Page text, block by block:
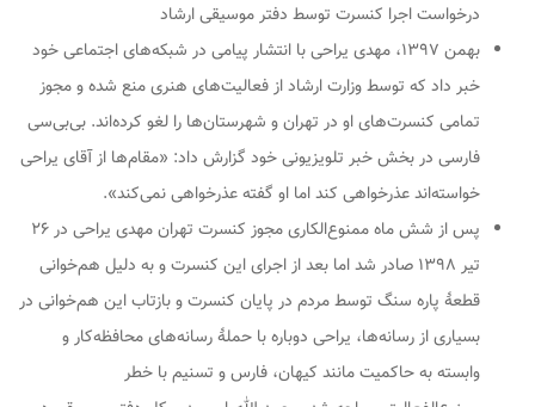
درخواست اجرا کنسرت توسط دفتر موسیقی ارشاد
بهمن ۱۳۹۷، مهدی یراحی با انتشار پیامی در شبکه‌های اجتماعی خود
خبر داد که توسط وزارت ارشاد از فعالیت‌های هنری منع شده و مجوز
تمامی کنسرت‌های او در تهران و شهرستان‌ها را لغو کرده‌اند. بی‌بی‌سی
فارسی در بخش خبر تلویزیونی خود گزارش داد: «مقام‌ها از آقای یراحی
خواسته‌اند عذرخواهی کند اما او گفته عذرخواهی نمی‌کند».
پس از شش ماه ممنوع‌الکاری مجوز کنسرت تهران مهدی یراحی در ۲۶
تیر ۱۳۹۸ صادر شد اما بعد از اجرای این کنسرت و به دلیل هم‌خوانی
قطعهٔ پاره سنگ توسط مردم در پایان کنسرت و بازتاب این هم‌خوانی در
بسیاری از رسانه‌ها، یراحی دوباره با حملهٔ رسانه‌های محافظه‌کار و
وابسته به حاکمیت مانند کیهان، فارس و تسنیم با خطر